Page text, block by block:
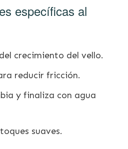
específicas al
crecimiento del vello.
reducir fricción.
y finaliza con agua
suaves.